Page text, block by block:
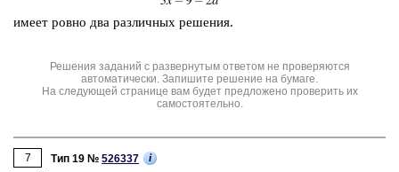
имеет ровно два раз­лич­ных ре­ше­ния.
Решения заданий с развернутым ответом не проверяются
автоматически. Запишите решение на бумаге.
На следующей странице вам будет предложено проверить их
самостоятельно.
7 Тип 19 № 526337 i